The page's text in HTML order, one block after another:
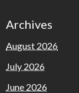
Archives
August 2026
July 2026
June 2026